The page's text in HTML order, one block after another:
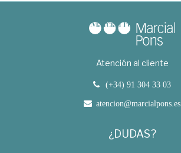
Atención al cliente
(+34) 91 304 33 03
atencion@marcialpons.es
¿DUDAS?